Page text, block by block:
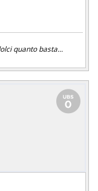
quanto basta...